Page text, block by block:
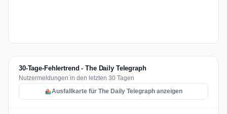
30-Tage-Fehlertrend - The Daily Telegraph
Nutzermeldungen in den letzten 30 Tagen
Ausfallkarte für The Daily Telegraph anzeigen